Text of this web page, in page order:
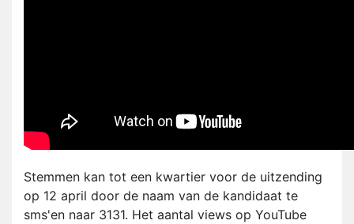
Stemmen kan tot een kwartier voor de uitzending
op 12 april door de naam van de kandidaat te
sms'en naar 3131. Het aantal views op YouTube